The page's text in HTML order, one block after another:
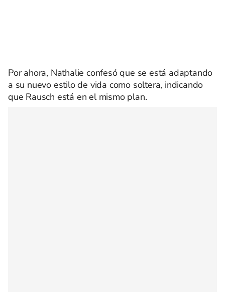
Por ahora, Nathalie confesó que se está adaptando
a su nuevo estilo de vida como soltera, indicando
que Rausch está en el mismo plan.